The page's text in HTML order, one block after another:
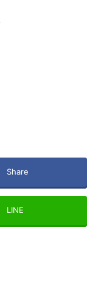
Share
LINE